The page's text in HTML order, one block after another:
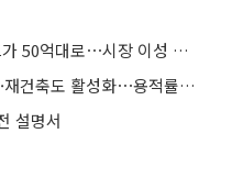
김윤덕 국토장관 “60억 아파트가 50억대로⋯시장 이성 되찾아”
김윤덕 국토장관 “민간 재개발·재건축도 활성화⋯용적률 상향 공론화 필요”
설명서